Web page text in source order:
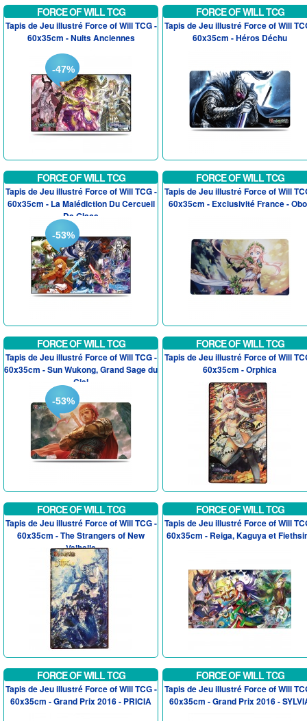
FORCE OF WILL TCG
Tapis de Jeu illustré Force of Will TCG -
60x35cm - Nuits Anciennes
-47%
FORCE OF WILL TCG
Tapis de Jeu illustré Force of Will
60x35cm - Héros Déchu
FORCE OF WILL TCG
Tapis de Jeu illustré Force of Will TCG -
60x35cm - La Malédiction Du Cercueil
De Glace
-53%
FORCE OF WILL TCG
Tapis de Jeu illustré Force of Will
60x35cm - Exclusivité France -
FORCE OF WILL TCG
Tapis de Jeu illustré Force of Will TCG -
60x35cm - Sun Wukong, Grand Sage du
Ciel
-53%
FORCE OF WILL TCG
Tapis de Jeu illustré Force of Will
60x35cm - Orphica
FORCE OF WILL TCG
Tapis de Jeu illustré Force of Will TCG -
60x35cm - The Strangers of New
Valhalla
FORCE OF WILL TCG
Tapis de Jeu illustré Force of Will
60x35cm - Reiga, Kaguya et
FORCE OF WILL TCG
Tapis de Jeu illustré Force of Will TCG -
60x35cm - Grand Prix 2016 - PRICIA
FORCE OF WILL TCG
Tapis de Jeu illustré Force of Will
60x35cm - Grand Prix 2016 -